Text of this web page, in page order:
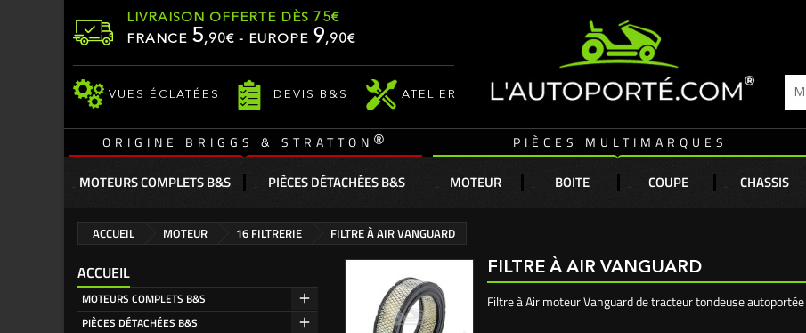
LIVRAISON OFFERTE DÈS 75€
FRANCE 5,90€ - EUROPE 9,90€
VUES ÉCLATÉES DEVIS B&S ATELIER
ORIGINE BRIGGS & STRATTON ® PIÈCES MULTIMARQUES
MOTEURS COMPLETS B&S PIÈCES DÉTACHÉES B&S MOTEUR BOITE COUPE CHASSIS
ACCUEIL MOTEUR 16 FILTRERIE FILTRE À AIR VANGUARD
ACCUEIL
MOTEURS COMPLETS B&S
PIÈCES DÉTACHÉES B&S
FILTRE À AIR VANGUARD
Filtre à Air moteur Vanguard de tracteur tondeuse autoportée